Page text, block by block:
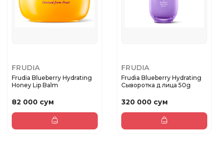
FRUDIA
Frudia Blueberry Hydrating
Honey Lip Balm
82 000 сум
FRUDIA
Frudia Blueberry Hydrating
Сыворотка д лица 50g
320 000 сум